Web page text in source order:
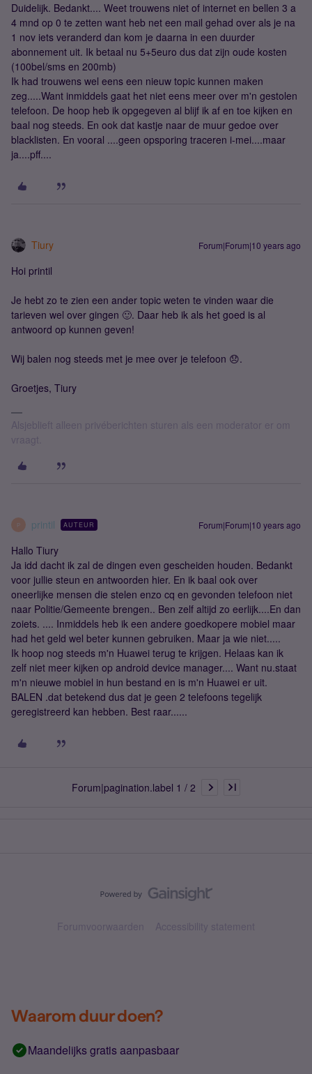
Duidelijk. Bedankt.... Weet trouwens niet of internet en bellen 3 a
4 mnd op 0 te zetten want heb net een mail gehad over als je na
1 nov iets veranderd dan kom je daarna in een duurder
abonnement uit. Ik betaal nu 5+5euro dus dat zijn oude kosten
(100bel/sms en 200mb)
Ik had trouwens wel eens een nieuw topic kunnen maken
zeg.....Want inmiddels gaat het niet eens meer over m'n gestolen
telefoon. De hoop heb ik opgegeven al blijf ik af en toe kijken en
baal nog steeds. En ook dat kastje naar de muur gedoe over
blacklisten. En vooral ....geen opsporing traceren i-mei....maar
ja....pff....
Tiury Forum|Forum|10 years ago
Hoi printil
Je hebt zo te zien een ander topic weten te vinden waar die
tarieven wel over gingen 🙂. Daar heb ik als het goed is al
antwoord op kunnen geven!
Wij balen nog steeds met je mee over je telefoon 😞.
Groetjes, Tiury
Alsjeblieft alleen privéberichten sturen als een moderator er om
vraagt.
P printil AUTEUR Forum|Forum|10 years ago
Hallo Tiury
Ja idd dacht ik zal de dingen even gescheiden houden. Bedankt
voor jullie steun en antwoorden hier. En ik baal ook over
oneerlijke mensen die stelen enzo cq en gevonden telefoon niet
naar Politie/Gemeente brengen.. Ben zelf altijd zo eerlijk....En dan
zoiets. .... Inmiddels heb ik een andere goedkopere mobiel maar
had het geld wel beter kunnen gebruiken. Maar ja wie niet.....
Ik hoop nog steeds m'n Huawei terug te krijgen. Helaas kan ik
zelf niet meer kijken op android device manager.... Want nu.staat
m'n nieuwe mobiel in hun bestand en is m'n Huawei er uit.
BALEN .dat betekend dus dat je geen 2 telefoons tegelijk
geregistreerd kan hebben. Best raar......
Forum|pagination.label 1 / 2
Forumvoorwaarden Accessibility statement
Waarom duur doen?
Maandelijks gratis aanpasbaar